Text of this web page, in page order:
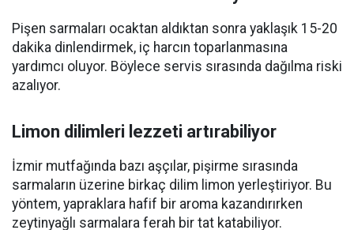
Pişen sarmaları ocaktan aldıktan sonra yaklaşık 15-20
dakika dinlendirmek, iç harcın toparlanmasına
yardımcı oluyor. Böylece servis sırasında dağılma riski
azalıyor.
Limon dilimleri lezzeti artırabiliyor
İzmir mutfağında bazı aşçılar, pişirme sırasında
sarmaların üzerine birkaç dilim limon yerleştiriyor. Bu
yöntem, yapraklara hafif bir aroma kazandırırken
zeytinyağlı sarmalara ferah bir tat katabiliyor.